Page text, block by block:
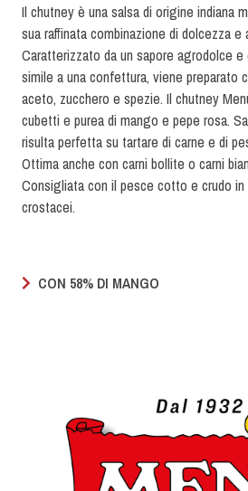
Il chutney è una salsa di origine indiana
sua raffinata combinazione di dolcezza e
Caratterizzato da un sapore agrodolce
simile a una confettura, viene preparato
aceto, zucchero e spezie. Il chutney
cubetti e purea di mango e pepe rosa.
risulta perfetta su tartare di carne e di
Ottima anche con carni bollite o carni
Consigliata con il pesce cotto e crudo in
crostacei.
CON 58% DI MANGO